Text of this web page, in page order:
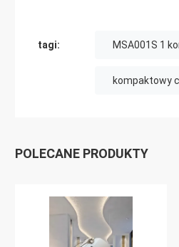
tagi: MSA001S 1
kompaktowy
POLECANE PRODUKTY